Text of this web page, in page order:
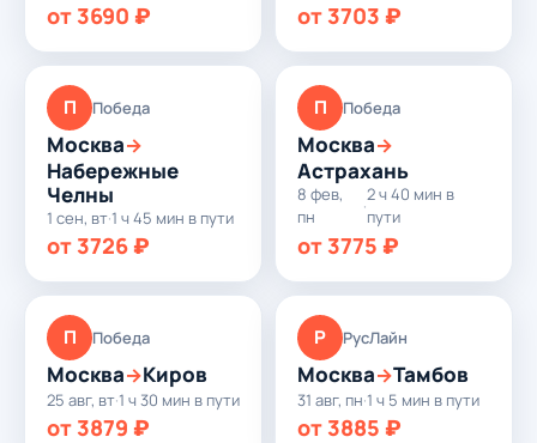
от 3690 ₽ от 3703 ₽
П Победа
Москва→
Набережные
Челны
1 сен, вт·1 ч 45 мин в пути
от 3726 ₽
П Победа
Москва→
Астрахань
8 фев,
пн
·
2 ч 40 мин в
пути
от 3775 ₽
П Победа
Москва→Киров
25 авг, вт·1 ч 30 мин в пути
от 3879 ₽
Р РусЛайн
Москва→Тамбов
31 авг, пн·1 ч 5 мин в пути
от 3885 ₽